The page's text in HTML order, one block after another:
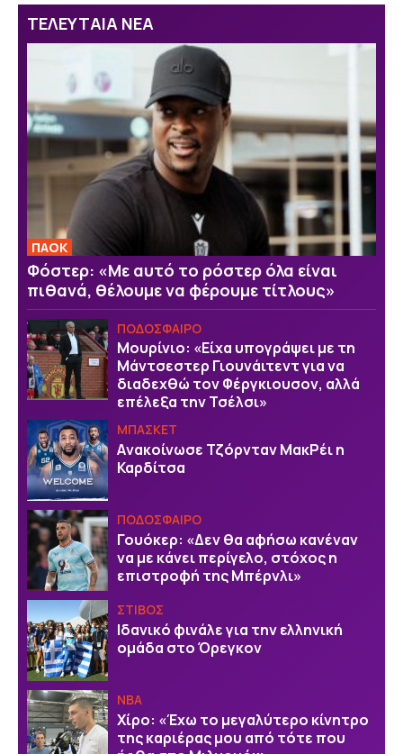
ΤΕΛΕΥΤΑΙΑ ΝΕΑ
ΠΑΟΚ
Φόστερ: «Με αυτό το ρόστερ όλα είναι
πιθανά, θέλουμε να φέρουμε τίτλους»
ΠΟΔΟΣΦΑΙΡΟ
Μουρίνιο: «Είχα υπογράψει με τη
Μάντσεστερ Γιουνάιτεντ για να
διαδεχθώ τον Φέργκιουσον, αλλά
επέλεξα την Τσέλσι»
ΜΠΑΣΚΕΤ
Aνακοίνωσε Τζόρνταν ΜακΡέι η
Καρδίτσα
ΠΟΔΟΣΦΑΙΡΟ
Γουόκερ: «Δεν θα αφήσω κανέναν
να με κάνει περίγελο, στόχος η
επιστροφή της Μπέρνλι»
ΣΤΙΒΟΣ
Ιδανικό φινάλε για την ελληνική
ομάδα στο Όρεγκον
NBA
Χίρο: «Έχω το μεγαλύτερο κίνητρο
της καριέρας μου από τότε που